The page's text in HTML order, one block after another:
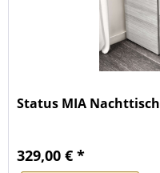
Status MIA Nachttisch
329,00 € *